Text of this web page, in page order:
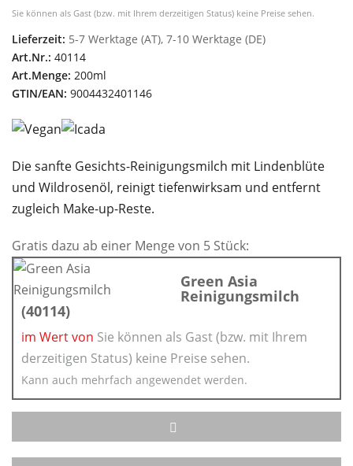
Sie können als Gast (bzw. mit Ihrem derzeitigen Status) keine Preise sehen.
Lieferzeit: 5-7 Werktage (AT), 7-10 Werktage (DE)
Art.Nr.: 40114
Art.Menge: 200ml
GTIN/EAN: 9004432401146
Die sanfte Gesichts-Reinigungsmilch mit Lindenblüte
und Wildrosenöl, reinigt tiefenwirksam und entfernt
zugleich Make-up-Reste.
Gratis dazu ab einer Menge von 5 Stück:
Green Asia
Reinigungsmilch
(40114)
im Wert von Sie können als Gast (bzw. mit Ihrem
derzeitigen Status) keine Preise sehen.
Kann auch mehrfach angewendet werden.